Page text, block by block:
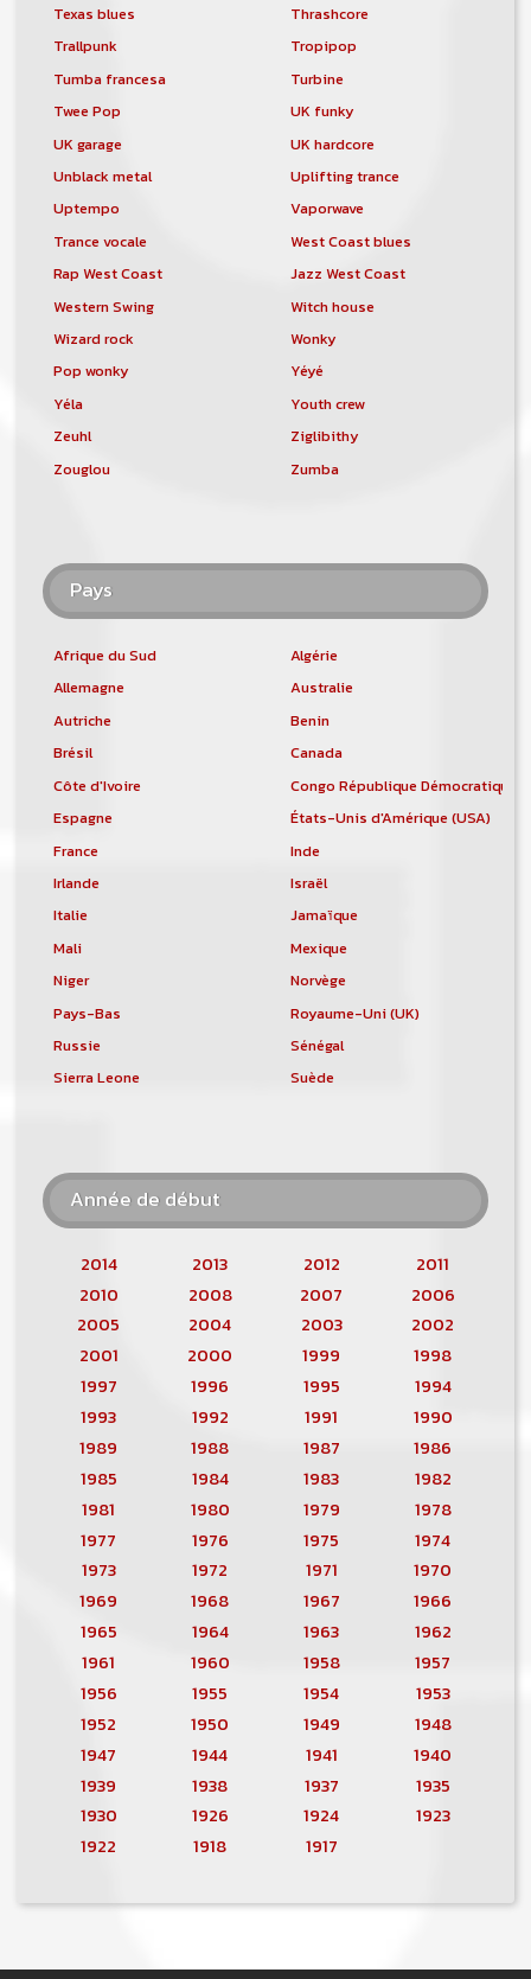
Texas blues
Thrashcore
Trallpunk
Tropipop
Tumba francesa
Turbine
Twee Pop
UK funky
UK garage
UK hardcore
Unblack metal
Uplifting trance
Uptempo
Vaporwave
Trance vocale
West Coast blues
Rap West Coast
Jazz West Coast
Western Swing
Witch house
Wizard rock
Wonky
Pop wonky
Yéyé
Yéla
Youth crew
Zeuhl
Ziglibithy
Zouglou
Zumba
Pays
Afrique du Sud
Algérie
Allemagne
Australie
Autriche
Benin
Brésil
Canada
Côte d'Ivoire
Congo République Démocratique
Espagne
États-Unis d'Amérique (USA)
France
Inde
Irlande
Israël
Italie
Jamaïque
Mali
Mexique
Niger
Norvège
Pays-Bas
Royaume-Uni (UK)
Russie
Sénégal
Sierra Leone
Suède
Année de début
2014 2013 2012
2011
2010
2008 2007
2006
2005
2004 2003
2002
2001
2000 1999
1998
1997
1996 1995
1994
1993
1992 1991
1990
1989
1988 1987
1986
1985
1984 1983
1982
1981
1980 1979
1978
1977
1976 1975
1974
1973
1972 1971
1970
1969
1968 1967
1966
1965
1964 1963
1962
1961
1960 1958
1957
1956
1955 1954
1953
1952
1950 1949
1948
1947
1944 1941
1940
1939
1938 1937
1935
1930
1926 1924
1923
1922
1918 1917